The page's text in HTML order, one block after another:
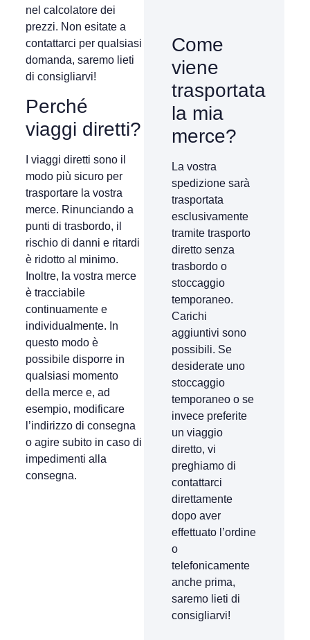
nel calcolatore dei
prezzi. Non esitate a
contattarci per qualsiasi
domanda, saremo lieti
di consigliarvi!
Perché
viaggi diretti?
I viaggi diretti sono il
modo più sicuro per
trasportare la vostra
merce. Rinunciando a
punti di trasbordo, il
rischio di danni e ritardi
è ridotto al minimo.
Inoltre, la vostra merce
è tracciabile
continuamente e
individualmente. In
questo modo è
possibile disporre in
qualsiasi momento
della merce e, ad
esempio, modificare
l’indirizzo di consegna
o agire subito in caso di
impedimenti alla
consegna.
Come
viene
trasportata
la mia
merce?
La vostra
spedizione sarà
trasportata
esclusivamente
tramite trasporto
diretto senza
trasbordo o
stoccaggio
temporaneo.
Carichi
aggiuntivi sono
possibili. Se
desiderate uno
stoccaggio
temporaneo o se
invece preferite
un viaggio
diretto, vi
preghiamo di
contattarci
direttamente
dopo aver
effettuato l’ordine
o
telefonicamente
anche prima,
saremo lieti di
consigliarvi!